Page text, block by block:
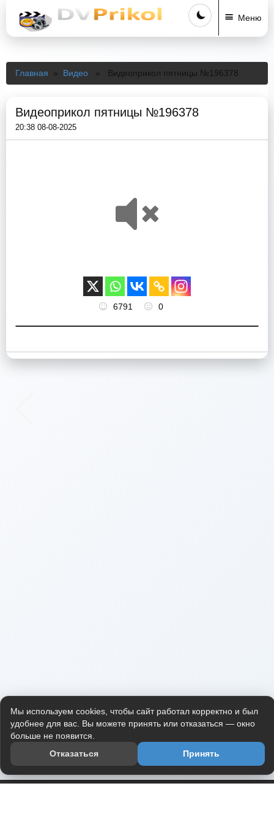
Меню
Главная » Видео » Видеоприкол пятницы №196378
Видеоприкол пятницы №196378
20:38 08-08-2025
6791 0
Мы используем cookies, чтобы сайт работал корректно и был
удобнее для вас. Вы можете принять или отказаться — окно
больше не появится.
Отказаться
Принять